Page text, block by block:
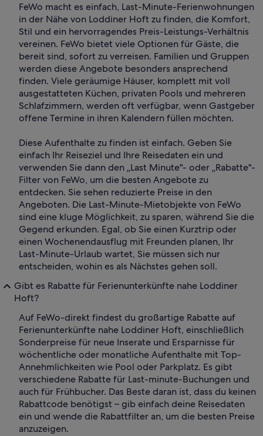
FeWo macht es einfach, Last-Minute-Ferienwohnungen
in der Nähe von Loddiner Hoft zu finden, die Komfort,
Stil und ein hervorragendes Preis-Leistungs-Verhältnis
vereinen. FeWo bietet viele Optionen für Gäste, die
bereit sind, sofort zu verreisen. Familien und Gruppen
werden diese Angebote besonders ansprechend
finden. Viele geräumige Häuser, komplett mit voll
ausgestatteten Küchen, privaten Pools und mehreren
Schlafzimmern, werden oft verfügbar, wenn Gastgeber
offene Termine in ihren Kalendern füllen möchten.
Diese Aufenthalte zu finden ist einfach. Geben Sie
einfach Ihr Reiseziel und Ihre Reisedaten ein und
verwenden Sie dann den „Last Minute"- oder „Rabatte"-
Filter von FeWo, um die besten Angebote zu
entdecken. Sie sehen reduzierte Preise in den
Angeboten. Die Last-Minute-Mietobjekte von FeWo
sind eine kluge Möglichkeit, zu sparen, während Sie die
Gegend erkunden. Egal, ob Sie einen Kurztrip oder
einen Wochenendausflug mit Freunden planen, Ihr
Last-Minute-Urlaub wartet, Sie müssen sich nur
entscheiden, wohin es als Nächstes gehen soll.
Gibt es Rabatte für Ferienunterkünfte nahe Loddiner
Hoft?
Auf FeWo-direkt findest du großartige Rabatte auf
Ferienunterkünfte nahe Loddiner Hoft, einschließlich
Sonderpreise für neue Inserate und Ersparnisse für
wöchentliche oder monatliche Aufenthalte mit Top-
Annehmlichkeiten wie Pool oder Parkplatz. Es gibt
verschiedene Rabatte für Last-minute-Buchungen und
auch für Frühbucher. Das Beste daran ist, dass du keinen
Rabattcode benötigst – gib einfach deine Reisedaten
ein und wende die Rabattfilter an, um die besten Preise
anzuzeigen.